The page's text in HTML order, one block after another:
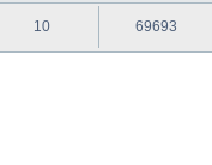
10 69693